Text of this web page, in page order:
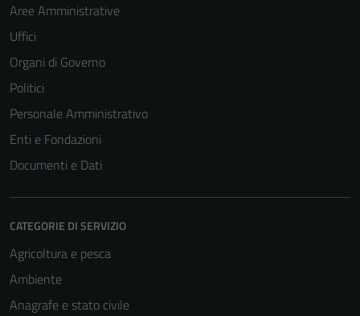
Aree Amministrative
Uffici
Organi di Governo
Politici
Personale Amministrativo
Enti e Fondazioni
Documenti e Dati
CATEGORIE DI SERVIZIO
Agricoltura e pesca
Ambiente
Anagrafe e stato civile